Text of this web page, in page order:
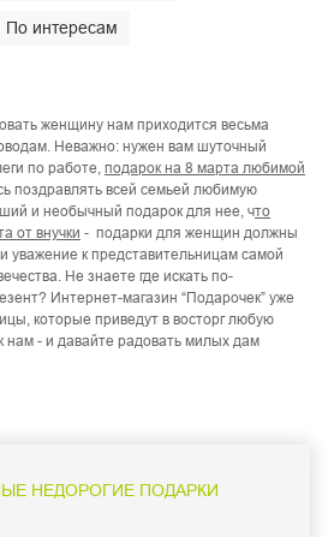
По интересам
женщину нам приходится весьма
Неважно: нужен вам шуточный
по работе, подарок на 8 марта любимой
поздравлять всей семьей любимую
и необычный подарок для нее, что
от внучки - подарки для женщин должны
уважение к представительницам самой
Не знаете где искать по-
Интернет-магазин “Подарочек” уже
которые приведут в восторг любую
нам - и давайте радовать милых дам
подарок
рождения должны быть особенными:
именинницы и подберите презент,
НЕДОРОГИЕ ПОДАРКИ